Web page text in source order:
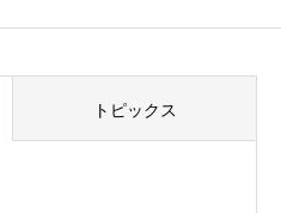
トピックス